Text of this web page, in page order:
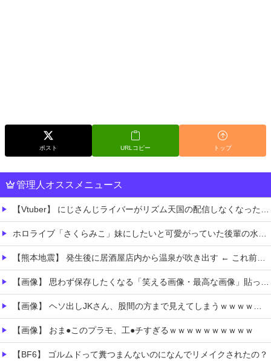
ポスト URLコピー トップ
管理人オススメニュース
【Vtuber】 にじさんじライバーがリズム天国の配信しなくなったけど何かあったのか？「やってる人いるよ、タイミング的にRUST・あらなみ・パワプロがメインだったし」
ホロライブ「さくらみこ」妹にしたいと可愛がっていた後輩の水宮枢「みこ先輩怖かった」ゲスト出演したスバルの小屋で暴露！野うさぎ可哀想と怒る
【熊本地震】 発生後に居酒屋店内から温泉が吹き出す ← これ前触れじゃね？
【画像】 思わず保存したくなる「笑える画像・最高な画像」貼っていけｗｗｗｗｗ
【画像】 ヘソ出しJKさん、股間の方まで見えてしまうｗｗｗｗｗｗｗｗｗ
【画像】 おま●このプラモ、工●チすぎるｗｗｗｗｗｗｗｗｗｗ
【BF6】 ゴルムドって糞つまんないのになんでリメイクされたの？